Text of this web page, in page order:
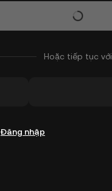
Hoặc tiếp tục với
Đăng nhập